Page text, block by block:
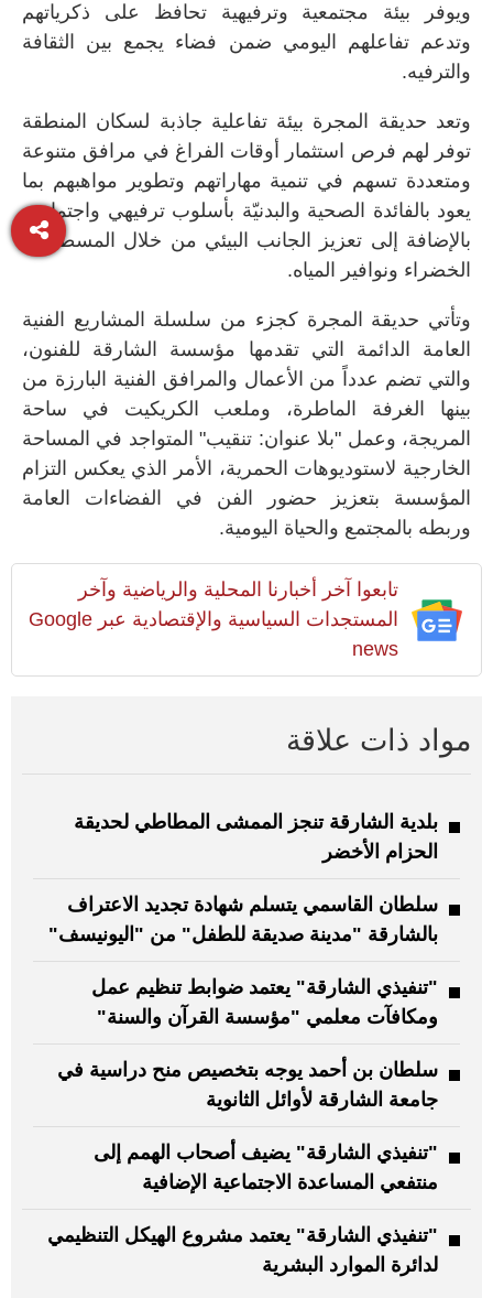
ويوفر بيئة مجتمعية وترفيهية تحافظ على ذكرياتهم
وتدعم تفاعلهم اليومي ضمن فضاء يجمع بين الثقافة
والترفيه.
وتعد حديقة المجرة بيئة تفاعلية جاذبة لسكان المنطقة
توفر لهم فرص استثمار أوقات الفراغ في مرافق متنوعة
ومتعددة تسهم في تنمية مهاراتهم وتطوير مواهبهم بما
يعود بالفائدة الصحية والبدنيّة بأسلوب ترفيهي واجتماعي
بالإضافة إلى تعزيز الجانب البيئي من خلال المسطحات
الخضراء ونوافير المياه.
وتأتي حديقة المجرة كجزء من سلسلة المشاريع الفنية
العامة الدائمة التي تقدمها مؤسسة الشارقة للفنون،
والتي تضم عدداً من الأعمال والمرافق الفنية البارزة من
بينها الغرفة الماطرة، وملعب الكريكيت في ساحة
المريجة، وعمل "بلا عنوان: تنقيب" المتواجد في المساحة
الخارجية لاستوديوهات الحمرية، الأمر الذي يعكس التزام
المؤسسة بتعزيز حضور الفن في الفضاءات العامة
وربطه بالمجتمع والحياة اليومية.
تابعوا آخر أخبارنا المحلية والرياضية وآخر
المستجدات السياسية والإقتصادية عبر Google
news
مواد ذات علاقة
بلدية الشارقة تنجز الممشى المطاطي لحديقة
الحزام الأخضر
سلطان القاسمي يتسلم شهادة تجديد الاعتراف
بالشارقة "مدينة صديقة للطفل" من "اليونيسف"
"تنفيذي الشارقة" يعتمد ضوابط تنظيم عمل
ومكافآت معلمي "مؤسسة القرآن والسنة"
سلطان بن أحمد يوجه بتخصيص منح دراسية في
جامعة الشارقة لأوائل الثانوية
"تنفيذي الشارقة" يضيف أصحاب الهمم إلى
منتفعي المساعدة الاجتماعية الإضافية
"تنفيذي الشارقة" يعتمد مشروع الهيكل التنظيمي
لدائرة الموارد البشرية